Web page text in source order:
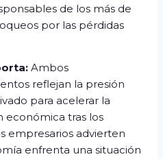
de los más de
por las pérdidas
Ambos
reflejan la presión
para acelerar la
económica tras los
empresarios advierten
enfrenta una situación